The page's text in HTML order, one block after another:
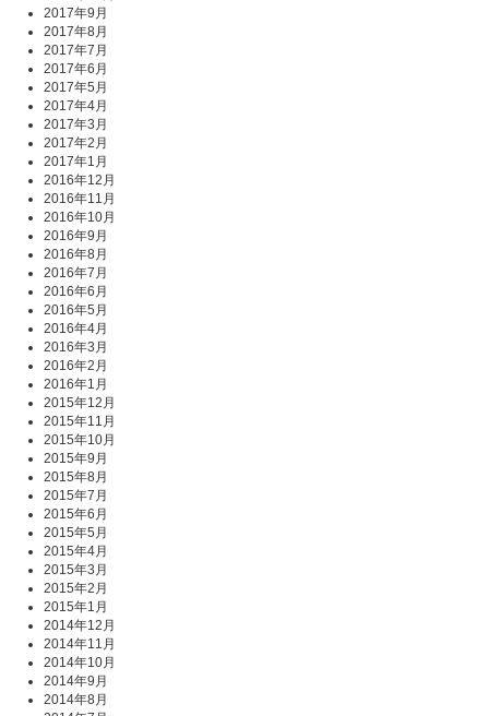
2017年9月
2017年8月
2017年7月
2017年6月
2017年5月
2017年4月
2017年3月
2017年2月
2017年1月
2016年12月
2016年11月
2016年10月
2016年9月
2016年8月
2016年7月
2016年6月
2016年5月
2016年4月
2016年3月
2016年2月
2016年1月
2015年12月
2015年11月
2015年10月
2015年9月
2015年8月
2015年7月
2015年6月
2015年5月
2015年4月
2015年3月
2015年2月
2015年1月
2014年12月
2014年11月
2014年10月
2014年9月
2014年8月